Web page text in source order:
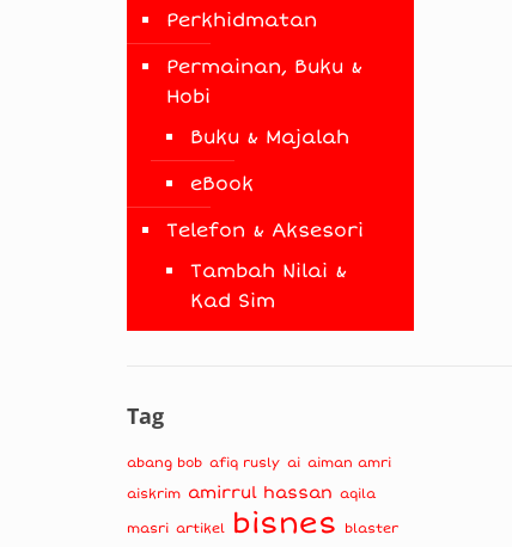
Perkhidmatan
Permainan, Buku &
Hobi
Buku & Majalah
eBook
Telefon & Aksesori
Tambah Nilai &
Kad Sim
Tag
abang bob afiq rusly ai aiman amri
aiskrim amirrul hassan aqila
masri artikel bisnes
blaster